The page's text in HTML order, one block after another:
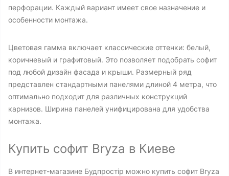
перфорации. Каждый вариант имеет свое назначение и
особенности монтажа.
Цветовая гамма включает классические оттенки: белый,
коричневый и графитовый. Это позволяет подобрать софит
под любой дизайн фасада и крыши. Размерный ряд
представлен стандартными панелями длиной 4 метра, что
оптимально подходит для различных конструкций
карнизов. Ширина панелей унифицирована для удобства
монтажа.
Купить софит Bryza в Киеве
В интернет-магазине Будпростір можно купить софит Bryza